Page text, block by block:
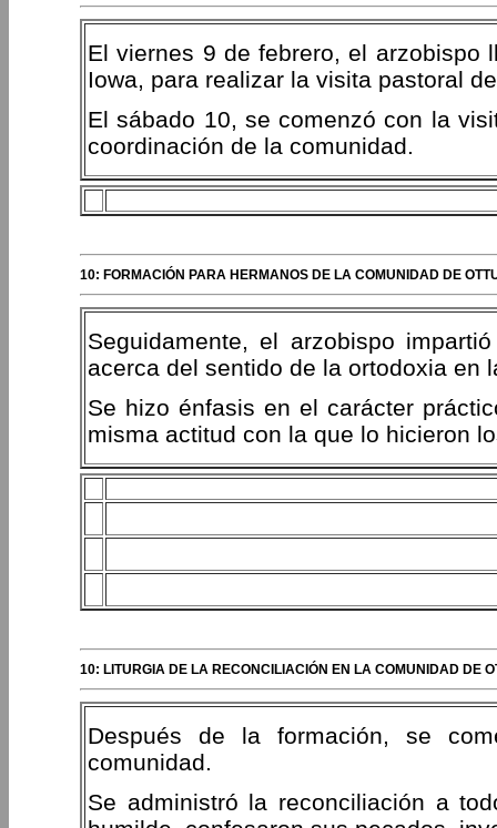
El viernes 9 de febrero, el arzobispo
Iowa, para realizar la visita pastoral
El sábado 10, se comenzó con la
coordinación de la comunidad.
10: FORMACIÓN PARA HERMANOS DE LA COMUNIDAD DE
Seguidamente, el arzobispo
acerca del sentido de la ortodoxia en
Se hizo énfasis en el carácter
misma actitud con la que lo hicieron
10: LITURGIA DE LA RECONCILIACIÓN EN LA COMUNIDAD DE
Después de la formación, se
comunidad.
Se administró la reconciliación a